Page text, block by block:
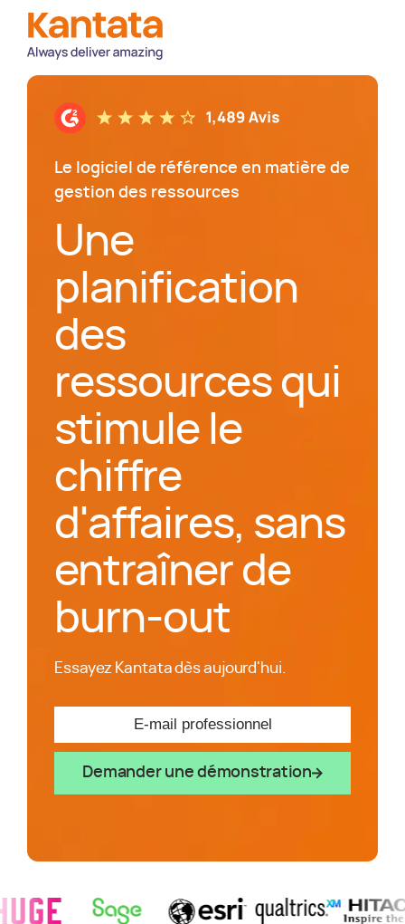
Kantata
Le logiciel de référence en matière de
gestion des ressources
Une
planification
des
ressources qui
stimule le
chiffre
d'affaires, sans
entraîner de
burn-out
Essayez Kantata dès aujourd'hui.
Demander une démonstration
TRUSTED BY AGENCIES & PROFESSIONAL SERVICES FIRMS LIKE
HugeSuccess Story
View SageSuccess Story
ViewEsriSuccess Story
ViewQualtricsSuccess
View